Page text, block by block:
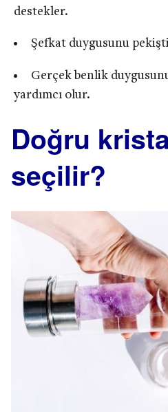
destekler.
Şefkat duygusunu
Gerçek benlik
yardımcı olur.
Doğru
seçilir?